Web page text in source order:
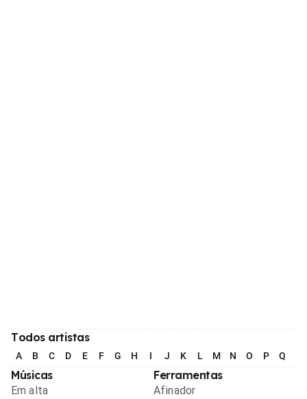
Todos artistas
A B C D E F G H I J K L M N O P Q
Músicas
Em alta
Ferramentas
Afinador